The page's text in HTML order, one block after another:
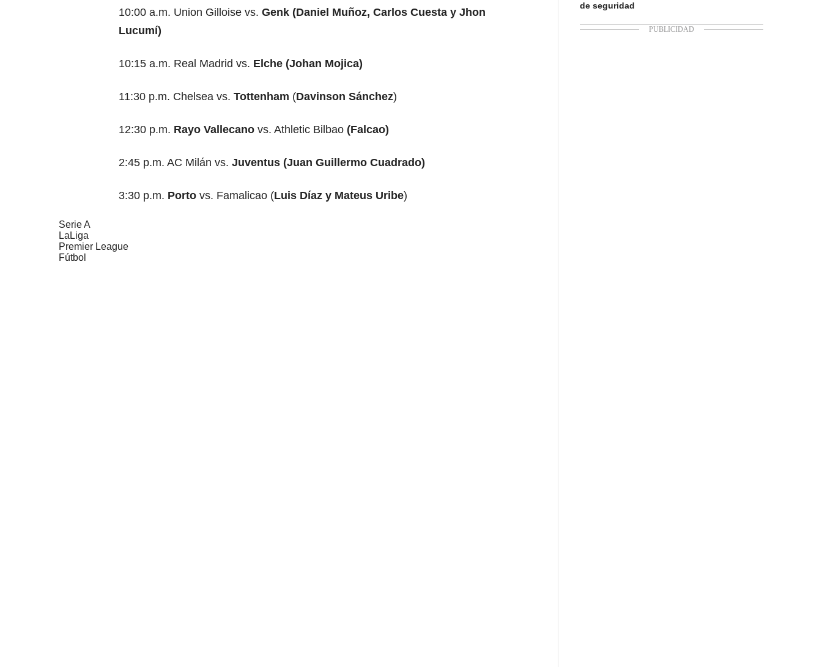
10:00 a.m. Union Gilloise vs. Genk (Daniel Muñoz, Carlos Cuesta y Jhon
Lucumí)
10:15 a.m. Real Madrid vs. Elche (Johan Mojica)
11:30 p.m. Chelsea vs. Tottenham (Davinson Sánchez)
12:30 p.m. Rayo Vallecano vs. Athletic Bilbao (Falcao)
2:45 p.m. AC Milán vs. Juventus (Juan Guillermo Cuadrado)
3:30 p.m. Porto vs. Famalicao (Luis Díaz y Mateus Uribe)
Serie A
LaLiga
Premier League
Fútbol
de seguridad